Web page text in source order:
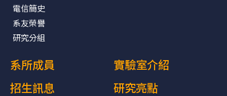
電信簡史
系友榮譽
研究分組
系所成員
實驗室介紹
招生訊息
研究亮點